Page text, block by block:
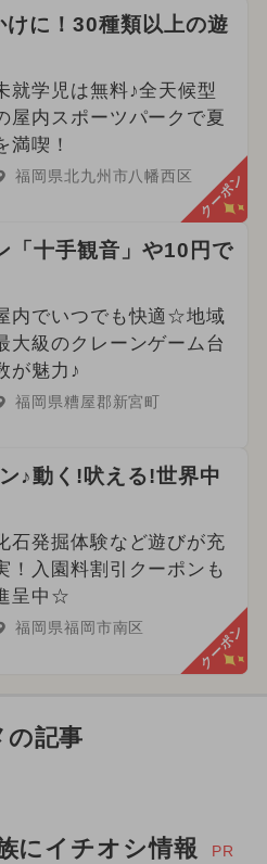
けに！30種類以上の遊
就学児は無料♪全天候型
屋内スポーツパークで夏
満喫！
福岡県北九州市八幡西区 クーポン
「十手観音」や10円で
内でいつでも快適☆地域
大級のクレーンゲーム台
が魅力♪
福岡県糟屋郡新宮町
♪動く!吠える!世界中
石発掘体験など遊びが充
！入園料割引クーポンも
呈中☆
福岡県福岡市南区 クーポン
記事
にイチオシ情報 PR